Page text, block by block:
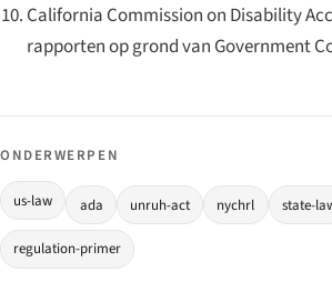
California Commission on Disability
rapporten op grond van Government
ONDERWERPEN
us-law ada unruh-act nychrl state-
regulation-primer